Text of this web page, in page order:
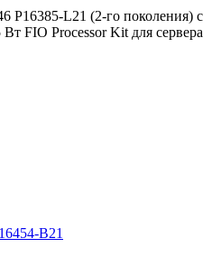
P16385-L21 (2-го поколения) с
FIO Processor Kit для сервера